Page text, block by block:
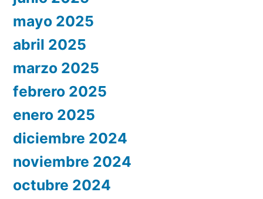
mayo 2025
abril 2025
marzo 2025
febrero 2025
enero 2025
diciembre 2024
noviembre 2024
octubre 2024